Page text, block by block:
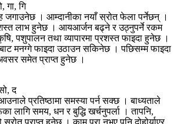
गा, गि
जगाउनेछ । आम्दानीका नयाँ स्रोत फेला पर्नेछन् ।
लाभ हुनेछ । आयआर्जन बढ्ने र उठ्नुपर्ने रकम
पशुपालन तथा व्यापारमा प्रशस्त फाइदा हुनेछ ।
मनग्गे फाइदा उठाउन सकिनेछ । पछिसम्म फाइदा
समेत प्राप्त हुनेछ ।
द
प्रतिष्ठामा समस्या पर्न सक्छ । बाध्यताले
समय, धन र बुद्धि खर्चनुपर्ला । तापनि,
प्राप्त हुनेछ । काम पूरा नभए पनि दोहोर्याएर